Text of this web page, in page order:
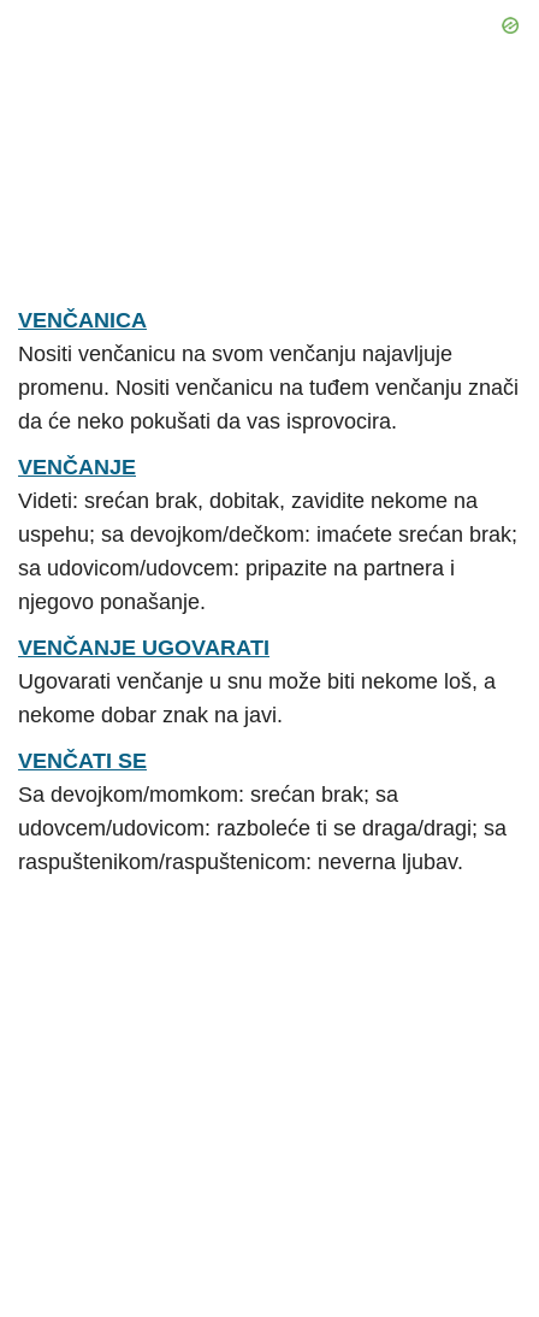
VENČANICA
Nositi venčanicu na svom venčanju najavljuje
promenu. Nositi venčanicu na tuđem venčanju znači
da će neko pokušati da vas isprovocira.
VENČANJE
Videti: srećan brak, dobitak, zavidite nekome na
uspehu; sa devojkom/dečkom: imaćete srećan brak;
sa udovicom/udovcem: pripazite na partnera i
njegovo ponašanje.
VENČANJE UGOVARATI
Ugovarati venčanje u snu može biti nekome loš, a
nekome dobar znak na javi.
VENČATI SE
Sa devojkom/momkom: srećan brak; sa
udovcem/udovicom: razboleće ti se draga/dragi; sa
raspuštenikom/raspuštenicom: neverna ljubav.